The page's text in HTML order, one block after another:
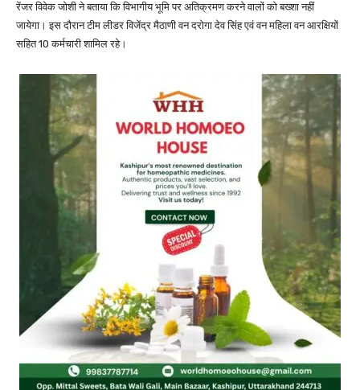
रेंजर विवेक जोशी ने बताया कि विभागीय भूमि पर अतिक्रमण करने वालों को बख्शा नहीं
जायेगा। इस दौरान टीम लीडर विजेंद्र मैठाणी वन दरोगा देव सिंह एवं वन महिला वन आरक्षियों
सहित 10 कर्मचारी शामिल रहे।